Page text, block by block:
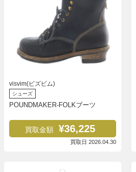
visvim(ビズビム)
シューズ
POUNDMAKER-FOLKブーツ
買取金額 ¥36,225
買取日 2026.04.30